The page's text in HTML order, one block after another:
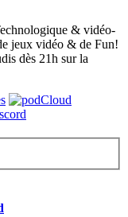
& vidéo-
jeux vidéo & de Fun!
dès 21h sur la